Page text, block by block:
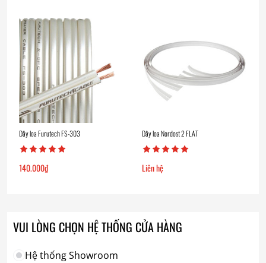
Dây loa Furutech FS-303
140.000₫
Dây loa Nordost 2 FLAT
Liên hệ
VUI LÒNG CHỌN HỆ THỐNG CỬA HÀNG
Hệ thống Showroom